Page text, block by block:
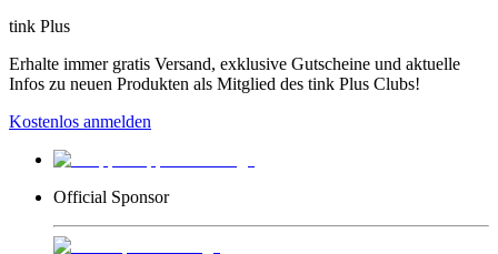
tink Plus
Erhalte immer gratis Versand, exklusive Gutscheine und aktuelle
Infos zu neuen Produkten als Mitglied des tink Plus Clubs!
Kostenlos anmelden
Official Sponsor